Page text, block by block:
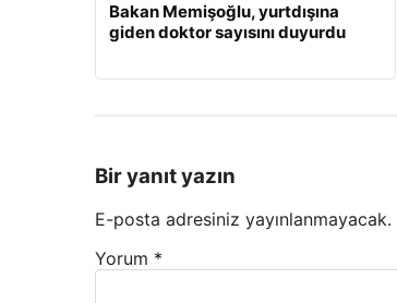
Bakan Memişoğlu, yurtdışına
giden doktor sayısını duyurdu
Bir yanıt yazın
E-posta adresiniz yayınlanmayacak.
Yorum *